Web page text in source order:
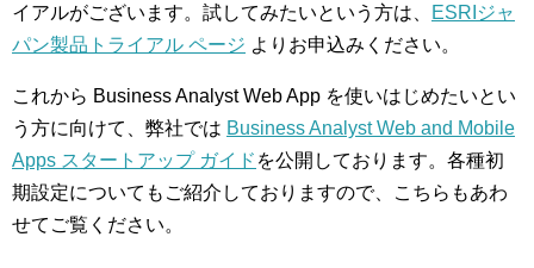
イアルがございます。試してみたいという方は、
ESRIジャ
パン製品トライアル ページ よりお申込みください。
これから Business Analyst Web App を使いはじめたいとい
う方に向けて、弊社では Business Analyst Web and Mobile
Apps スタートアップ ガイド を公開しております。各種初
期設定についてもご紹介しておりますので、こちらもあわ
せてご覧ください。